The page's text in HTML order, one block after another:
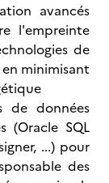
avancés
l'empreinte
de
minimisant
de données
(Oracle SQL
...) pour
des